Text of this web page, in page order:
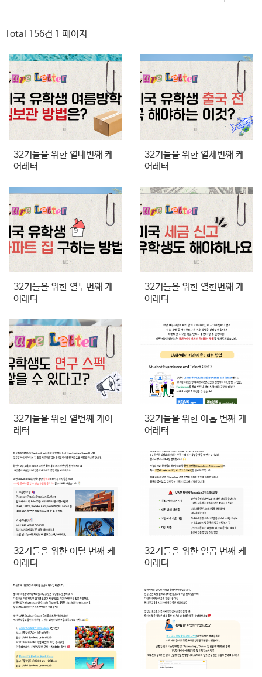
Total 156건 1 페이지
32기들을 위한 열네번째 케
어레터
32기들을 위한 열세번째 케
어레터
32기들을 위한 열두번째 케
어레터
32기들을 위한 열한번째 케
어레터
32기들을 위한 열번째 케어
레터
32기들을 위한 아홉 번째 케
어레터
32기들을 위한 여덜 번째 케
어레터
32기들을 위한 일곱 번째 케
어레터